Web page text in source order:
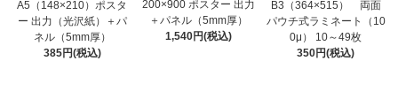
A5（148×210）ポスタ
ー 出力（光沢紙）＋パ
ネル（5mm厚）
385円(税込)
200×900 ポスター 出力
＋パネル（5mm厚）
1,540円(税込)
B3（364×515） 両面
パウチ式ラミネート（10
0μ） 10～49枚
350円(税込)